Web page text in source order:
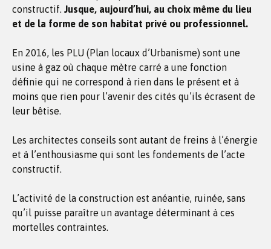
constructif. Jusque, aujourd’hui, au choix même du lieu
et de la forme de son habitat privé ou professionnel.
En 2016, les PLU (Plan locaux d’Urbanisme) sont une
usine à gaz où chaque mètre carré a une fonction
définie qui ne correspond à rien dans le présent et à
moins que rien pour l’avenir des cités qu’ils écrasent de
leur bêtise.
Les architectes conseils sont autant de freins à l’énergie
et à l’enthousiasme qui sont les fondements de l’acte
constructif.
L’activité de la construction est anéantie, ruinée, sans
qu’il puisse paraître un avantage déterminant à ces
mortelles contraintes.